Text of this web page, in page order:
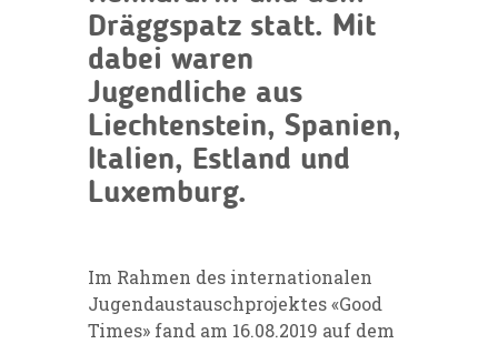
Dräggspatz statt. Mit
dabei waren
Jugendliche aus
Liechtenstein, Spanien,
Italien, Estland und
Luxemburg.
Im Rahmen des internationalen
Jugendaustauschprojektes «Good
Times» fand am 16.08.2019 auf dem